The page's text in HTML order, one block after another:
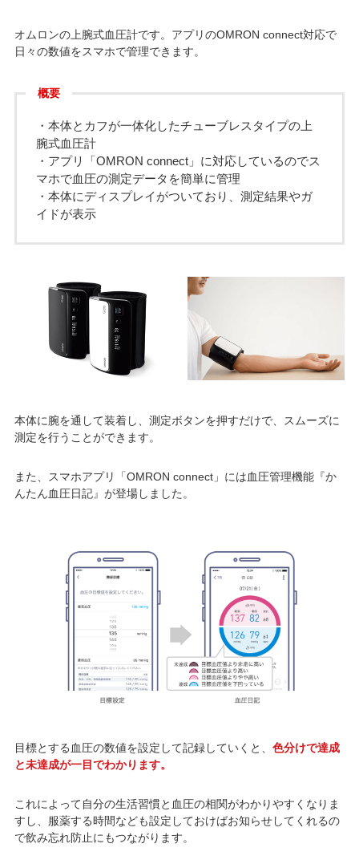
オムロンの上腕式血圧計です。アプリのOMRON connect対応で
日々の数値をスマホで管理できます。
概要
・本体とカフが一体化したチューブレスタイプの上
腕式血圧計
・アプリ「OMRON connect」に対応しているのでス
マホで血圧の測定データを簡単に管理
・本体にディスプレイがついており、測定結果やガ
イドが表示
本体に腕を通して装着し、測定ボタンを押すだけで、スムーズに
測定を行うことができます。
また、スマホアプリ「OMRON connect」には血圧管理機能『か
んたん血圧日記』が登場しました。
目標とする血圧の数値を設定して記録していくと、 色分けで達成
と未達成が一目でわかります。
これによって自分の生活習慣と血圧の相関がわかりやすくなりま
すし、服薬する時間なども設定しておけばお知らせしてくれるの
で飲み忘れ防止にもつながります。